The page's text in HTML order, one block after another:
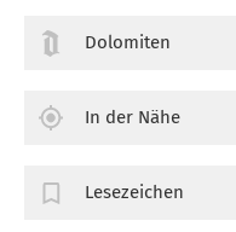
Dolomiten
In der Nähe
Lesezeichen